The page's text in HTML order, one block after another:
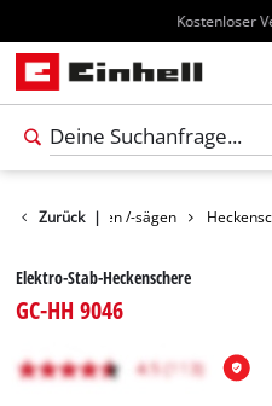
Kostenloser
Zurück |
Gartenscheren /-sägen
Elektro-Stab-Heckenschere
GC-HH 9046